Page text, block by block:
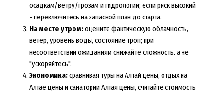
осадкам/ветру/грозам и гидрологии; если риск высокий
- переключитесь на запасной план до старта.
На месте утром:оцените фактическую облачность,
ветер, уровень воды, состояние троп; при
несоответствии ожиданиям снижайте сложность, а не
"ускоряйтесь".
Экономика:сравниваятуры на Алтай цены, отдых на
Алтае ценыисанатории Алтая цены, считайте стоимость